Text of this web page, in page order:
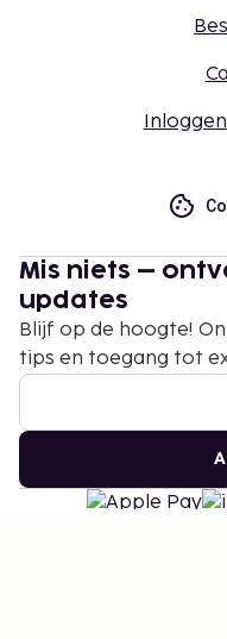
Mis niets –
updates
Blijf op de hoogte!
tips en toegang tot